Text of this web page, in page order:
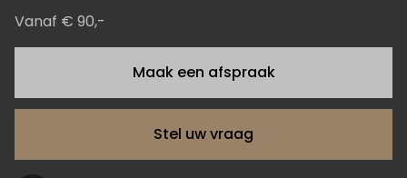
Vanaf € 90,-
Maak een afspraak
Stel uw vraag